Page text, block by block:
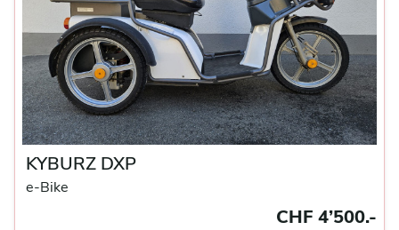
KYBURZ DXP
e-Bike
CHF 4’500.-